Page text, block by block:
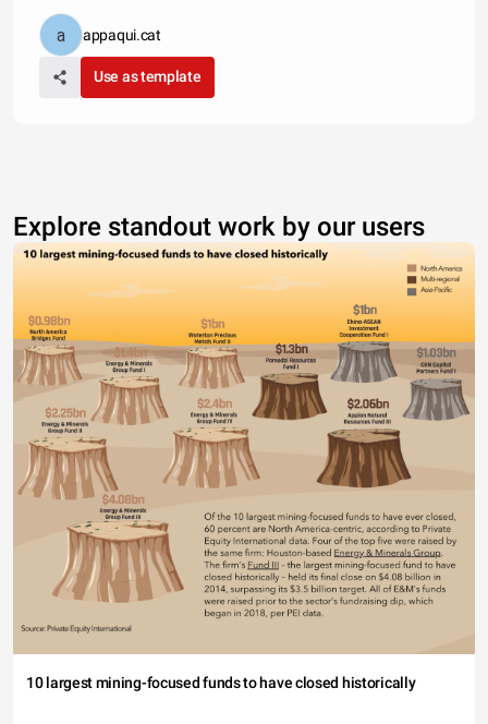
appaqui.cat
Use as template
Explore standout work by our users
10 largest mining-focused funds to have closed historically